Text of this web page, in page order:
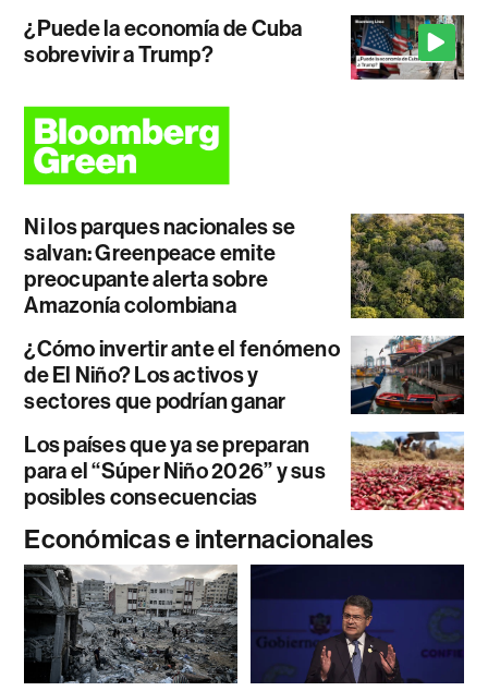
¿Puede la economía de Cuba
sobrevivir a Trump?
Ni los parques nacionales se
salvan: Greenpeace emite
preocupante alerta sobre
Amazonía colombiana
¿Cómo invertir ante el fenómeno
de El Niño? Los activos y
sectores que podrían ganar
Los países que ya se preparan
para el “Súper Niño 2026” y sus
posibles consecuencias
Económicas e internacionales